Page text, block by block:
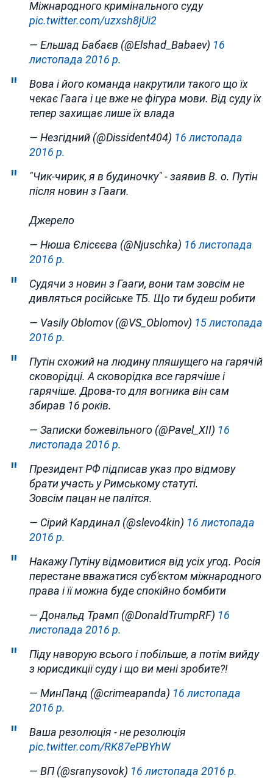
Міжнародного кримінального суду
pic.twitter.com/uzxsh8jUi2
— Ельшад Бабаєв (@Elshad_Babaev) 16
листопада 2016 р.
Вова і його команда накрутили такого що їх
чекає Гаага і це вже не фігура мови. Від суду їх
тепер захищає лише їх влада
— Незгідний (@Dissident404) 16 листопада
2016 р.
"Чик-чирик, я в будиночку" - заявив В. о. Путін
після новин з Гааги.
Джерело
— Нюша Єлісєєва (@Njuschka) 16 листопада
2016 р.
Судячи з новин з Гааги, вони там зовсім не
дивляться російське ТБ. Що ти будеш робити
— Vasily Oblomov (@VS_Oblomov) 15 листопада
2016 р.
Путін схожий на людину пляшущего на гарячій
сковорідці. А сковорідка все гарячіше і
гарячіше. Дрова-то для вогника він сам
збирав 16 років.
— Записки божевільного (@Pavel_XII) 16
листопада 2016 р.
Президент РФ підписав указ про відмову
брати участь у Римському статуті.
Зовсім пацан не палітся.
— Сірий Кардинал (@slevo4kin) 16 листопада
2016 р.
Накажу Путіну відмовитися від усіх угод. Росія
перестане вважатися суб'єктом міжнародного
права і її можна буде спокійно бомбити
— Дональд Трамп (@DonaldTrumpRF) 16
листопада 2016 р.
Піду наворую всього і побільше, а потім вийду
з юрисдикції суду і що ви мені зробите?!
— МинПанд (@crimeapanda) 16 листопада
2016 р.
Ваша резолюція - не резолюція
pic.twitter.com/RK87ePBYhW
— ВП (@sranysovok) 16 листопада 2016 р.